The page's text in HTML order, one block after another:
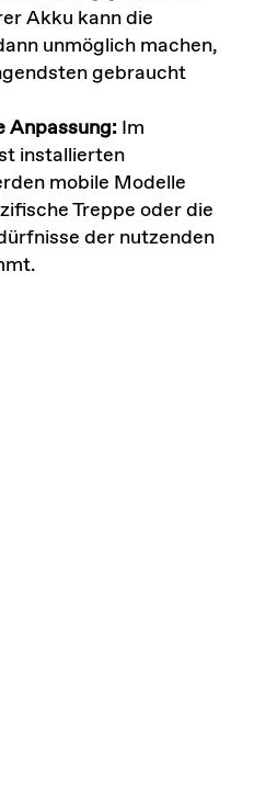
Akku kann die
unmöglich machen,
gebraucht
Anpassung:Im
installierten
mobile Modelle
Treppe oder die
der nutzenden